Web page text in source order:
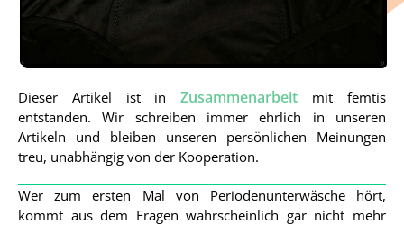
Dieser Artikel ist inZusammenarbeit mit femtis
entstanden. Wir schreiben immer ehrlich in unseren
Artikeln und bleiben unseren persönlichen Meinungen
treu, unabhängig von der Kooperation.
Wer zum ersten Mal von Periodenunterwäsche hört,
kommt aus dem Fragen wahrscheinlich gar nicht mehr